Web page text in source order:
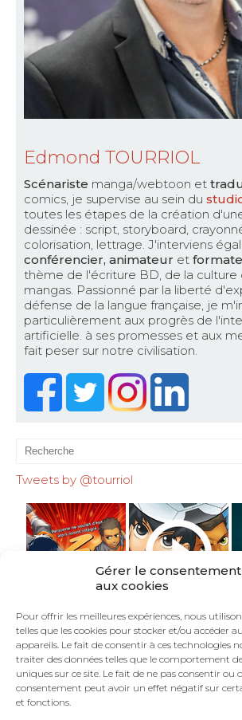
Gérer le consentement
aux cookies
Pour offrir les meilleures expériences, nous
telles que les cookies pour stocker et/ou accéder
appareils. Le fait de consentir à ces technologies
traiter des données telles que le comportement
uniques sur ce site. Le fait de ne pas consentir ou
consentement peut avoir un effet négatif sur
et fonctions.
Edmond TOURRIOL
Scénariste manga/webtoon et
comics, je supervise au sein du
toutes les étapes de la création
dessinée : script, storyboard,
colorisation, lettrage. J'interviens
conférencier, animateur et
thème de l'écriture BD, de la culture
mangas. Passionné par la liberté
défense de la langue française, je
particulièrement aux progrès de
artificielle. à ses promesses et aux
fait peser sur notre civilisation.
Tweets by @tourriol